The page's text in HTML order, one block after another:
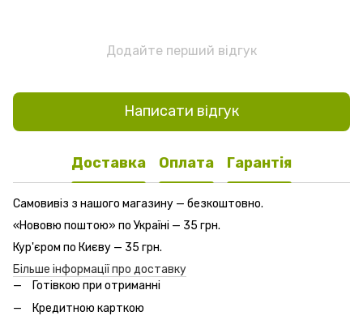
Додайте перший відгук
Написати відгук
Доставка Оплата Гарантія
Самовивіз з нашого магазину — безкоштовно.
«Нововю поштою» по Україні — 35 грн.
Кур'єром по Києву — 35 грн.
Більше інформації про доставку
Готівкою при отриманні
Кредитною карткою